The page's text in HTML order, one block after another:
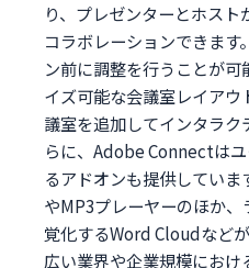
り、プレゼンターとホス
コラボレーションできます
ン前に調整を行うことが
イズ可能な会議室レイア
議室を追加してインタラク
らに、Adobe Connectは
るアドオンも提供していま
やMP3プレーヤーのほか
覚化するWord Cloudなど
広い業界や企業規模におけ